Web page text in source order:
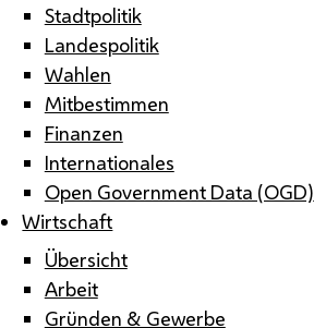
Stadtpolitik
Landespolitik
Wahlen
Mitbestimmen
Finanzen
Internationales
Open Government Data (OGD)
Wirtschaft
Übersicht
Arbeit
Gründen & Gewerbe